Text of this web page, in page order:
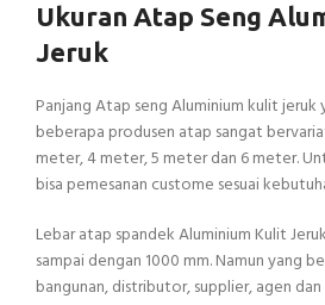
Ukuran Atap Seng
Jeruk
Panjang Atap seng Aluminium kulit jeruk
beberapa produsen atap sangat
meter, 4 meter, 5 meter dan 6 meter.
bisa pemesanan custome sesuai
Lebar atap spandek Aluminium Kulit
sampai dengan 1000 mm. Namun yang
bangunan, distributor, supplier, agen